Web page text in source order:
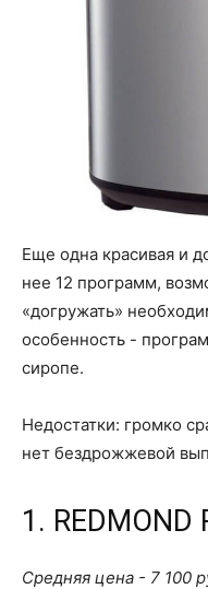
Еще одна красивая и
нее 12 программ,
«догружать»
особенность -
сиропе.
Недостатки: громко
нет бездрожжевой
1. REDMOND
Средняя цена - 7 100